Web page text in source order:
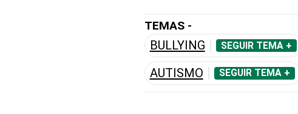
TEMAS -
BULLYING SEGUIR TEMA +
AUTISMO SEGUIR TEMA +